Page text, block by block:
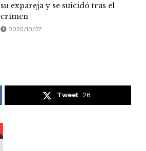
su expareja y se suicidó tras el
crimen
2025/10/27
Tweet 26